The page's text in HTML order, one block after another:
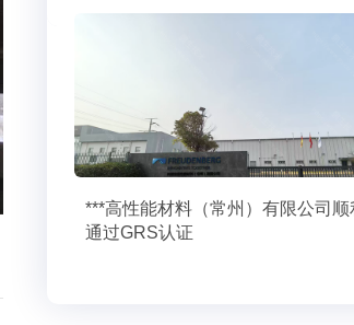
***高性能材料（常州）有限公司顺
通过GRS认证